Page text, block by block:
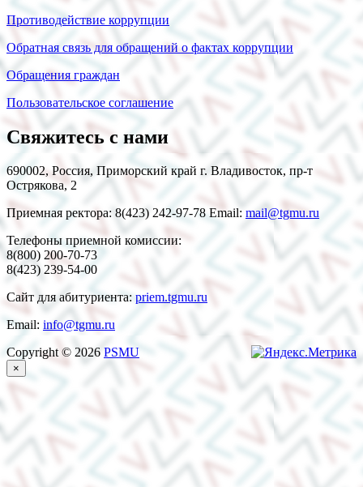
Противодействие коррупции
Обратная связь для обращений о фактах коррупции
Обращения граждан
Пользовательское соглашение
Свяжитесь с нами
690002, Россия, Приморский край г. Владивосток, пр-т
Острякова, 2
Приемная ректора: 8(423) 242-97-78 Email: mail@tgmu.ru
Телефоны приемной комиссии:
8(800) 200-70-73
8(423) 239-54-00
Сайт для абитуриента: priem.tgmu.ru
Email: info@tgmu.ru
Copyright © 2026 PSMU
×